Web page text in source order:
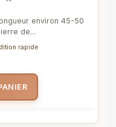
environ 45-50
de...
rapide